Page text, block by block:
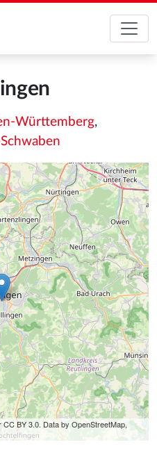
Württemberg,
BY 3.0. Data by OpenStreetMap,